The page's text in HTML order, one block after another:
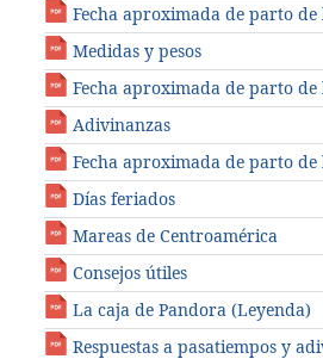
Fecha aproximada de parto de
Medidas y pesos
Fecha aproximada de parto de
Adivinanzas
Fecha aproximada de parto de
Días feriados
Mareas de Centroamérica
Consejos útiles
La caja de Pandora (Leyenda)
Respuestas a pasatiempos y